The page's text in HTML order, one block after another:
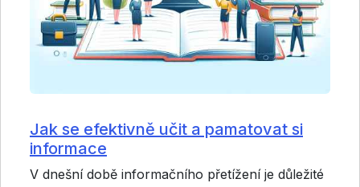
Jak se efektivně učit a pamatovat si
informace
V dnešní době informačního přetížení je důležité